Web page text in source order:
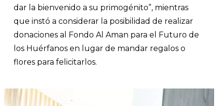
dar la bienvenido a su primogénito”, mientras
que instó a considerar la posibilidad de realizar
donaciones al Fondo Al Aman para el Futuro de
los Huérfanos en lugar de mandar regalos o
flores para felicitarlos.